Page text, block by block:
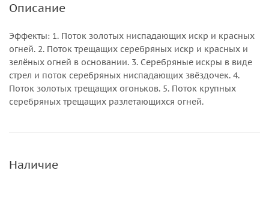
Описание
Эффекты: 1. Поток золотых ниспадающих искр и красных
огней. 2. Поток трещащих серебряных искр и красных и
зелёных огней в основании. 3. Серебряные искры в виде
стрел и поток серебряных ниспадающих звёздочек. 4.
Поток золотых трещащих огоньков. 5. Поток крупных
серебряных трещащих разлетающихся огней.
Наличие